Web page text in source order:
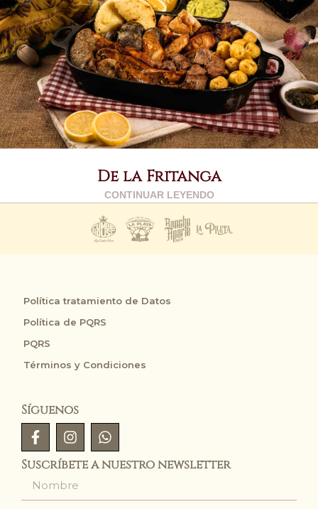
De la Fritanga
CONTINUAR LEYENDO
Política tratamiento de Datos
Política de PQRS
PQRS
Términos y Condiciones
Síguenos
Suscríbete a nuestro newsletter